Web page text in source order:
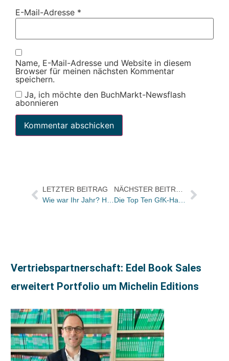
E-Mail-Adresse *
Name, E-Mail-Adresse und Website in diesem
Browser für meinen nächsten Kommentar
speichern.
Ja, ich möchte den BuchMarkt-Newsflash
abonnieren
LETZTER BEITRAG
Wie war Ihr Jahr? Hier alle Antworten auf einen Blick
NÄCHSTER BEITRAG
Die Top Ten GfK-Hardcover-Charts Belletristik der KW 1
Vertriebspartnerschaft: Edel Book Sales
erweitert Portfolio um Michelin Editions